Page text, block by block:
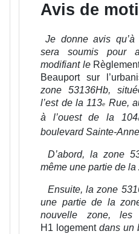
Avis de
Je donne avis qu’à
sera soumis pour
modifiant le
Beauport sur
zone 53136Hb,
l’est de la 113e Rue,
à l’ouest de la 104
boulevard Sainte-
D’abord, la zone
même une partie de
Ensuite, la zone
une partie de la
nouvelle zone, les
H1 logementdans un